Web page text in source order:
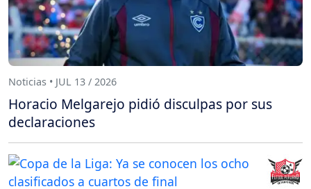
Noticias • JUL 13 / 2026
Horacio Melgarejo pidió disculpas por sus
declaraciones